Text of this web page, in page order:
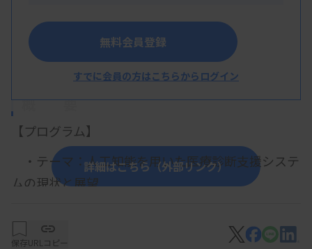
愛知県臨床 検査技師会
概 要
【プログラム】
・テーマ：人工知能を用いた医療診断支援システ
ムの現状と展望
器内科部医長）
詳細はこちら（外部リンク）
無料会員登録
すでに会員の方はこちらからログイン
保存URLコピー